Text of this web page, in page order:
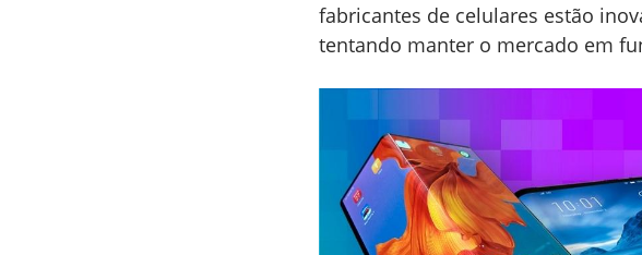
fabricantes de celulares estão
tentando manter o mercado em